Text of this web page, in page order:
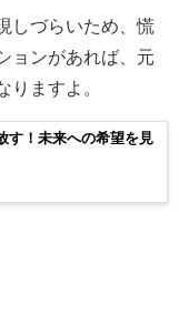
しづらいため、慌
ョンがあれば、元
りますよ。
す！未来への希望を見